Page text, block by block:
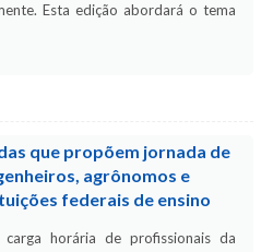
Esta edição abordará o tema
que propõem jornada de
agrônomos e
federais de ensino
horária de profissionais da